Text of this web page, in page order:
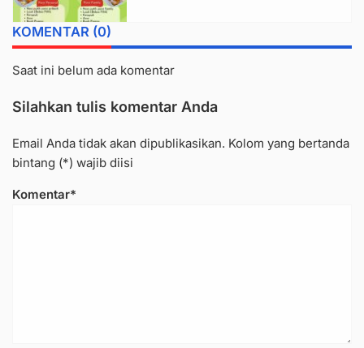
KOMENTAR (0)
Saat ini belum ada komentar
Silahkan tulis komentar Anda
Email Anda tidak akan dipublikasikan. Kolom yang bertanda
bintang (*) wajib diisi
Komentar*